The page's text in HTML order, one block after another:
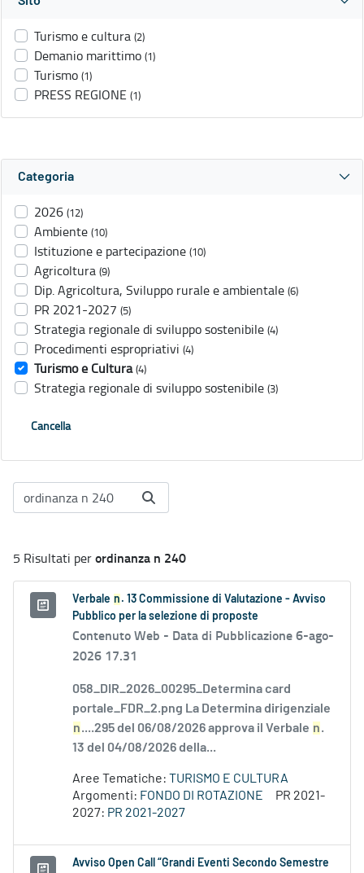
Turismo e cultura (2)
Demanio marittimo (1)
Turismo (1)
PRESS REGIONE (1)
Categoria
2026 (12)
Ambiente (10)
Istituzione e partecipazione (10)
Agricoltura (9)
Dip. Agricoltura, Sviluppo rurale e ambientale (6)
PR 2021-2027 (5)
Strategia regionale di sviluppo sostenibile (4)
Procedimenti espropriativi (4)
Turismo e Cultura (4)
Strategia regionale di sviluppo sostenibile (3)
Cancella
5 Risultati perordinanza n 240
Verbale n . 13 Commissione di Valutazione - Avviso
Pubblico per la selezione di proposte
Contenuto Web - Data di Pubblicazione 6-ago-
2026 17.31
058_DIR_2026_00295_Determina card
portale_FDR_2.png La Determina dirigenziale
n....295 del 06/08/2026 approva il Verbale n.
13 del 04/08/2026 della...
Aree Tematiche: TURISMO E CULTURA
Argomenti: FONDO DI ROTAZIONE
PR 2021-
2027: PR 2021-2027
Avviso Open Call “Grandi Eventi Secondo Semestre